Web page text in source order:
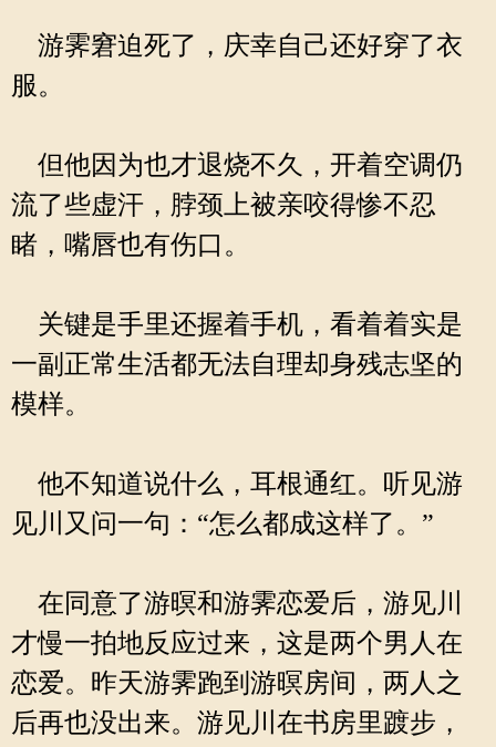
游霁窘迫死了，庆幸自己还好穿了衣
服。
但他因为也才退烧不久，开着空调仍
流了些虚汗，脖颈上被亲咬得惨不忍
睹，嘴唇也有伤口。
关键是手里还握着手机，看着着实是
一副正常生活都无法自理却身残志坚的
模样。
他不知道说什么，耳根通红。听见游
见川又问一句：“怎么都成这样了。”
在同意了游暝和游霁恋爱后，游见川
才慢一拍地反应过来，这是两个男人在
恋爱。昨天游霁跑到游暝房间，两人之
后再也没出来。游见川在书房里踱步，